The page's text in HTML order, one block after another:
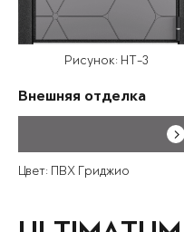
Рисунок: HT-3
Внешняя отделка
Цвет: ПВХ Гриджио